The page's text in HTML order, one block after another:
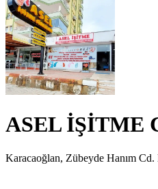
ASEL İŞİTME
Karacaoğlan, Zübeyde Hanım